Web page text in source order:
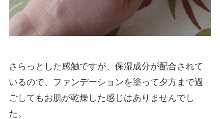
さらっとした感触ですが、保湿成分が配合されて
いるので、ファンデーションを塗って夕方まで過
ごしてもお肌が乾燥した感じはありませんでし
た。